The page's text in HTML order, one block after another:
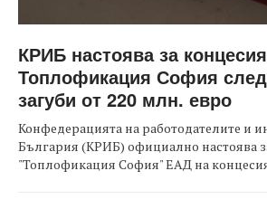
КРИБ настоява за
Топлофикация София
загуби от 220 млн. евро
Конфедерацията на работодателите и
България (КРИБ) официално настоява
"Топлофикация София" ЕАД на